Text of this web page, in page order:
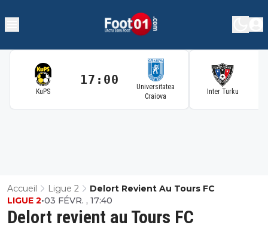
KuPS
17:00
Universitatea
Craiova
Inter Turku
Accueil Ligue 2 Delort Revient Au Tours FC
Delort revient au Tours FC
LIGUE 2•03 FÉVR. , 17:40